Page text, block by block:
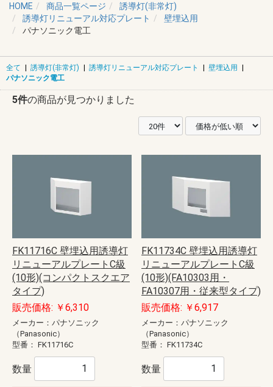
HOME 商品一覧ページ
誘導灯(非常灯)
誘導灯リニューアル対応プレート
壁埋込用
パナソニック電工
全て | 誘導灯(非常灯) | 誘導灯リニューアル対応プレート | 壁埋込用 |
パナソニック電工
5件の商品が見つかりました
FK11716C 壁埋込用誘導灯
リニューアルプレートC級
(10形)(コンパクトスクエア
タイプ)
販売価格: ￥6,310
メーカー：パナソニック
（Panasonic）
型番： FK11716C
数量
FK11734C 壁埋込用誘導灯
リニューアルプレートC級
(10形)(FA10303用・
FA10307用・従来型タイプ)
販売価格: ￥6,917
メーカー：パナソニック
（Panasonic）
型番： FK11734C
数量